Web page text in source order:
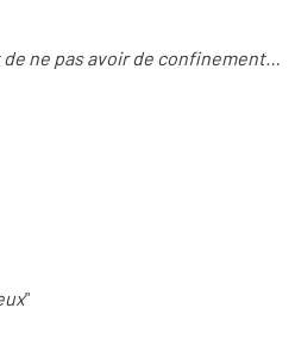
ne pas avoir de confinement…
"